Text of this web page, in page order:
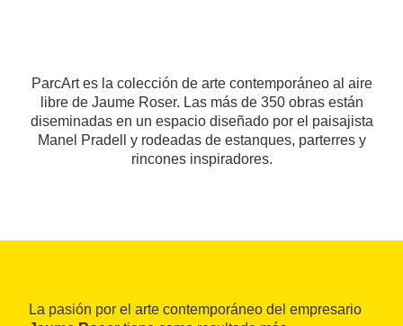
ParcArt es la colección de arte contemporáneo al aire
libre de Jaume Roser. Las más de 350 obras están
diseminadas en un espacio diseñado por el paisajista
Manel Pradell y rodeadas de estanques, parterres y
rincones inspiradores.
La pasión por el arte contemporáneo del empresario